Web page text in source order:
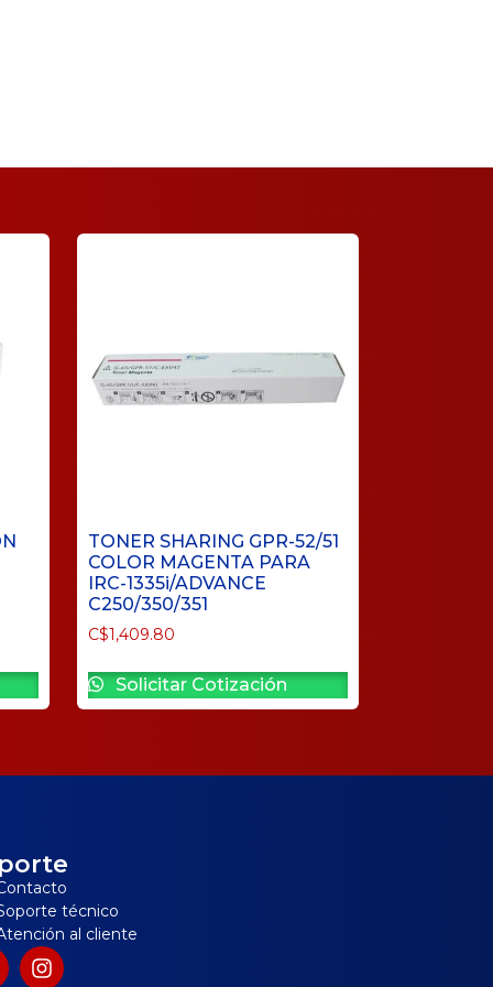
TONER SHARING GPR-52/51
COLOR MAGENTA PARA
IRC-1335i/ADVANCE
C250/350/351
C$1,409.80
Solicitar Cotización
técnico
al cliente